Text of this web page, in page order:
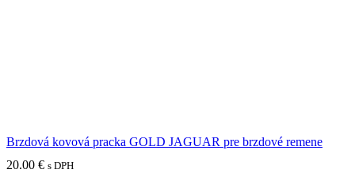
Brzdová kovová pracka GOLD JAGUAR pre brzdové remene
20.00 € s DPH